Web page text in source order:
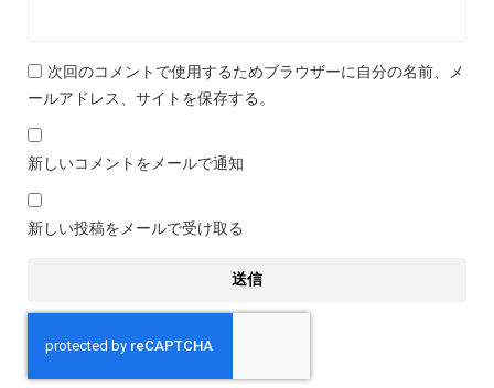
次回のコメントで使用するためブラウザーに自分の名前、メ
ールアドレス、サイトを保存する。
新しいコメントをメールで通知
新しい投稿をメールで受け取る